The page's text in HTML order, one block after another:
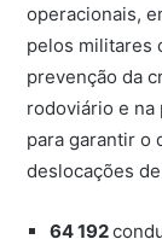
operacionais,
pelos militares
prevenção da
rodoviário e na
para garantir o
deslocações
64 192